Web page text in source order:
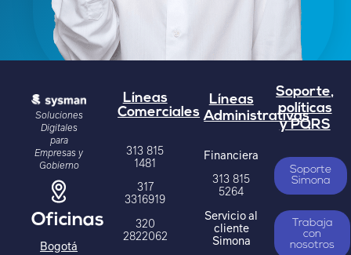
Soluciones
Digitales
para
Empresas y
Gobierno
Oficinas
Bogotá
Líneas
Comerciales
313 815
1481
317
3316919
320
2822062
Líneas
Administrativas
Financiera
313 815
5264
Servicio al
cliente
Simona
Soporte,
políticas
y PQRS
Soporte
Simona
Trabaja
con
nosotros